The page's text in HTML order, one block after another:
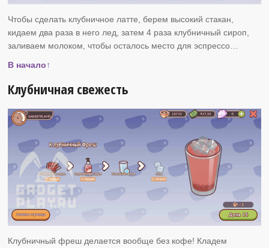
Чтобы сделать клубничное латте, берем высокий стакан,
кидаем два раза в него лед, затем 4 раза клубничный сироп,
заливаем молоком, чтобы осталось место для эспрессо…
В начало↑
Клубничная свежесть
Клубничный фреш делается вообще без кофе! Кладем